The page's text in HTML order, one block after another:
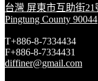
台灣 屏東市互助街21
Pingtung County 90044
T+886-8-7334434
F+886-8-7334431
diffiner@gmail.com